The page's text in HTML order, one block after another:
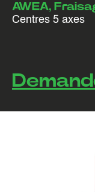
AWEA,
Centres 5 axes